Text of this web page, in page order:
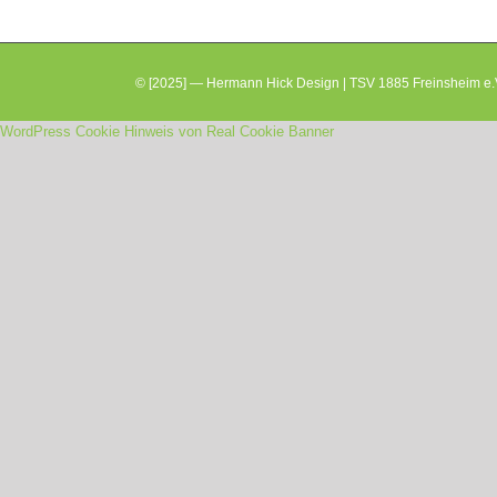
© [2025] — Hermann Hick Design | TSV 1885 Freinsheim
WordPress Cookie Hinweis von Real Cookie Banner